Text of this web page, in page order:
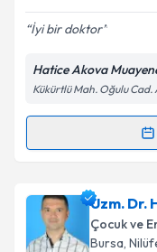
E-posta
Kişisel
'ni
kapsamda
İyi bir doktor
Hatice Akova
Kükürtlü Mah. Oğulu
Randevu
Uzm. Dr.
oluşturun. Size
takvim
Uzm. Dr.
Çocuk ve
Bursa,